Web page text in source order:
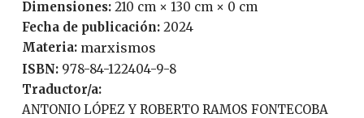
Dimensiones: 210 cm × 130 cm × 0 cm
Fecha de publicación:
2024
Materia: marxismos
ISBN:
978-84-122404-9-8
Traductor/a:
ANTONIO LÓPEZ Y ROBERTO RAMOS FONTECOBA